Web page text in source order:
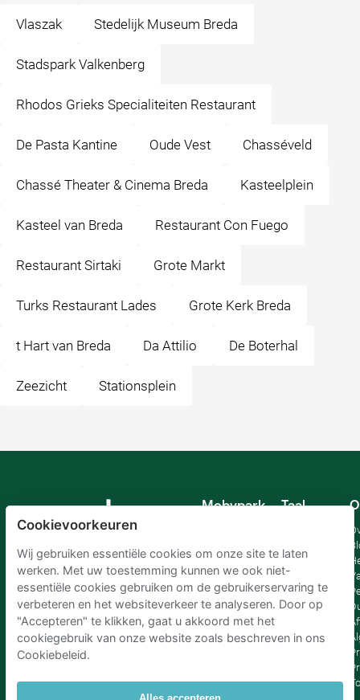
Vlaszak Stedelijk Museum Breda
Stadspark Valkenberg
Rhodos Grieks Specialiteiten Restaurant
De Pasta Kantine Oude Vest Chasséveld
Chassé Theater & Cinema Breda Kasteelplein
Kasteel van Breda Restaurant Con Fuego
Restaurant Sirtaki Grote Markt
Turks Restaurant Lades Grote Kerk Breda
t Hart van Breda Da Attilio De Boterhal
Zeezicht Stationsplein
Mobypark
Taal
Spaans
Frankrijk
Italiaans
Nederlands
Cookievoorkeuren
Wij gebruiken essentiële cookies om onze site te laten
werken. Met uw toestemming kunnen we ook niet-
essentiële cookies gebruiken om de gebruikerservaring te
verbeteren en het websiteverkeer te analyseren. Door op
"Accepteren" te klikken, gaat u akkoord met het
cookiegebruik van onze website zoals beschreven in ons
Cookiebeleid.